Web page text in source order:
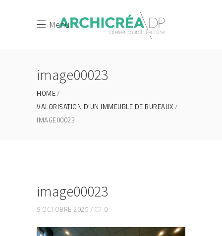
Menu
image00023
HOME
VALORISATION D’UN IMMEUBLE DE BUREAUX
IMAGE00023
image00023
9 OCTOBRE 2025 0